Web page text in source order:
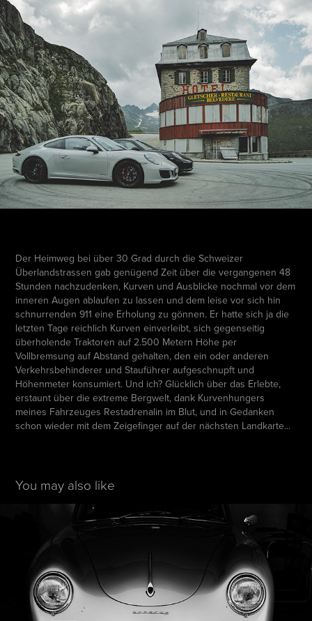
Der Heimweg bei über 30 Grad durch die Schweizer
Überlandstrassen gab genügend Zeit über die vergangenen 48
Stunden nachzudenken, Kurven und Ausblicke nochmal vor dem
inneren Augen ablaufen zu lassen und dem leise vor sich hin
schnurrenden 911 eine Erholung zu gönnen. Er hatte sich ja die
letzten Tage reichlich Kurven einverleibt, sich gegenseitig
überholende Traktoren auf 2.500 Metern Höhe per
Vollbremsung auf Abstand gehalten, den ein oder anderen
Verkehrsbehinderer und Stauführer aufgeschnupft und
Höhenmeter konsumiert. Und ich? Glücklich über das Erlebte,
erstaunt über die extreme Bergwelt, dank Kurvenhungers
meines Fahrzeuges Restadrenalin im Blut, und in Gedanken
schon wieder mit dem Zeigefinger auf der nächsten Landkarte...
You may also like